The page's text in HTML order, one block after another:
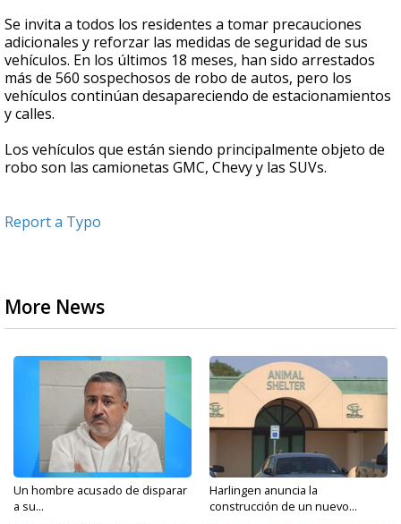
Se invita a todos los residentes a tomar precauciones
adicionales y reforzar las medidas de seguridad de sus
vehículos. En los últimos 18 meses, han sido arrestados
más de 560 sospechosos de robo de autos, pero los
vehículos continúan desapareciendo de estacionamientos
y calles.
Los vehículos que están siendo principalmente objeto de
robo son las camionetas GMC, Chevy y las SUVs.
Report a Typo
More News
Un hombre acusado de disparar
a su...
Harlingen anuncia la
construcción de un nuevo...